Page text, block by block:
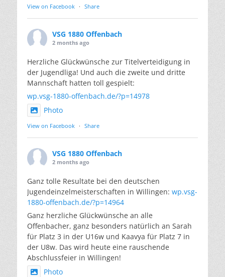
View on Facebook · Share
VSG 1880 Offenbach
2 months ago
Herzliche Glückwünsche zur Titelverteidigung in
der Jugendliga! Und auch die zweite und dritte
Mannschaft hatten toll gespielt:
wp.vsg-1880-offenbach.de/?p=14978
Photo
View on Facebook · Share
VSG 1880 Offenbach
2 months ago
Ganz tolle Resultate bei den deutschen
Jugendeinzelmeisterschaften in Willingen: wp.vsg-
1880-offenbach.de/?p=14964
Ganz herzliche Glückwünsche an alle
Offenbacher, ganz besonders natürlich an Sarah
für Platz 3 in der U16w und Kaavya für Platz 7 in
der U8w. Das wird heute eine rauschende
Abschlussfeier in Willingen!
Photo